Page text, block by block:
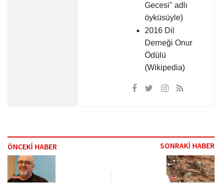
Gecesi" adlı
öyküsüyle)
2016 Dil
Derneği Onur
Ödülü
(Wikipedia)
ÖNCEKİ HABER SONRAKİ HABER